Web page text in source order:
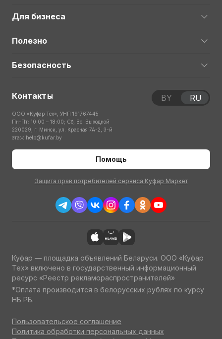
Для бизнеса
Полезно
Безопасность
Контакты
ООО «Куфар Тех», УНП 191767445
Пн-Пт: 10:00 – 18:00; Сб, Вс: Выходной
220029, г. Минск, ул. Красная 7А-2, 3-й
этаж help@kufar.by
Помощь
Защита прав потребителей сервиса Куфар Маркет
BY RU
Куфар — площадка объявлений Беларуси. ООО «Куфар
Тех» включено в государственный информационный
ресурс «Реестр рекламораспространителей»
*Оплата производится в белорусских рублях по курсу
НБ РБ.
Пользовательское соглашение
Политика обработки персональных данных